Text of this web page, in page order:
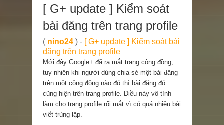
[ G+ update ] Kiểm soát
bài đăng trên trang profile
( nino24 ) - [ G+ update ] Kiểm soát bài
đăng trên trang profile
Mới đây Google+ đã ra mắt trang cộng đồng,
tuy nhiên khi người dùng chia sẻ một bài đăng
trên một cộng đồng nào đó thì bài đăng đó
cũng hiện trên trang profile. Điều này vô tình
làm cho trang profile rối mắt vì có quá nhiều bài
viết trùng lặp.